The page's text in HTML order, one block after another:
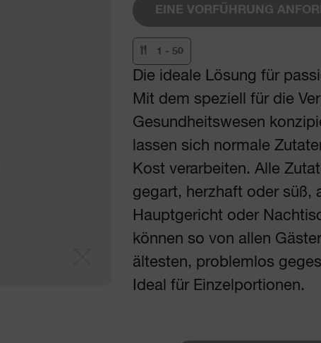
EINE VORFÜHRUNG
1 - 50
Die ideale Lösung für
Mit dem speziell für die
Gesundheitswesen
lassen sich normale
Kost verarbeiten. Alle
gegart, herzhaft oder süß,
Hauptgericht oder
können so von allen
ältesten, problemlos
Ideal für Einzelportionen.